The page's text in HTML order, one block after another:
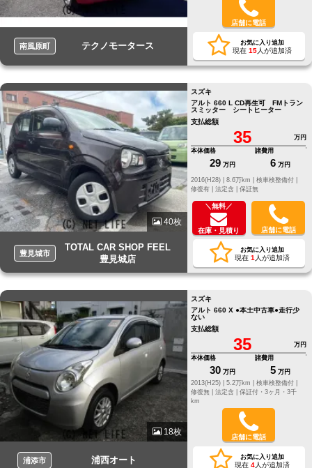
南風原町 テクノモータース
店舗に電話
お気に入り追加
現在 15人が追加済
40枚
豊見城市
TOTAL CAR SHOP FEEL
豊見城店
スズキ
アルト 660 L CD再生可 FMトラン
スミッター シートヒーター
支払総額
35
万円
本体価格
29 万円
諸費用
6 万円
修復有 | 法定含 | 保証無
＼無料／
在庫・見積り 店舗に電話
お気に入り追加
現在 1 人が追加済
18枚
浦添市 浦西オート
スズキ
アルト 660 X ●本土中古車●走行少
ない
支払総額
35
万円
本体価格
30 万円
諸費用
5 万円
2013(H25) |
5.2万km |
検車検整備付 |
修復無 | 法定含 | 保証付・3ヶ月・3千
km
店舗に電話
お気に入り追加
現在 4人が追加済